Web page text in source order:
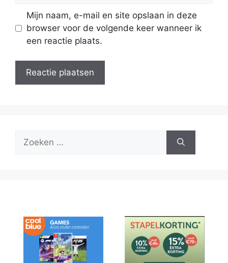
Mijn naam, e-mail en site opslaan in deze
browser voor de volgende keer wanneer ik
een reactie plaats.
naar: